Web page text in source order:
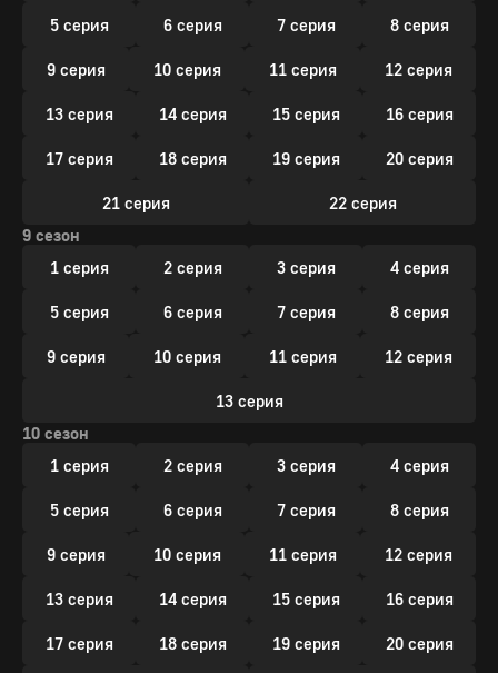
5 серия 6 серия 7 серия 8 серия
9 серия 10 серия 11 серия 12 серия
13 серия 14 серия 15 серия 16 серия
17 серия 18 серия 19 серия 20 серия
21 серия
22 серия
9 сезон
1 серия
2 серия 3 серия 4 серия
5 серия 6 серия 7 серия 8 серия
9 серия 10 серия 11 серия 12 серия
13 серия
10 сезон
1 серия
2 серия 3 серия 4 серия
5 серия 6 серия 7 серия 8 серия
9 серия 10 серия 11 серия 12 серия
13 серия 14 серия 15 серия 16 серия
17 серия 18 серия 19 серия 20 серия